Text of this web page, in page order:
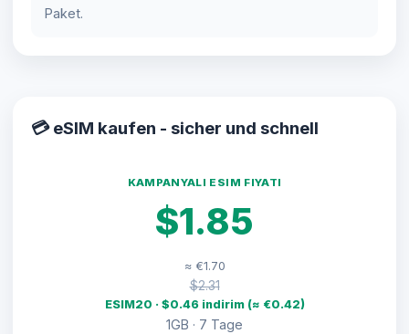
Paket.
💳 eSIM kaufen - sicher und schnell
KAMPANYALI ESIM FIYATI
$1.85
≈ €1.70
$2.31
ESIM20 · $0.46 indirim (≈ €0.42)
1GB · 7 Tage